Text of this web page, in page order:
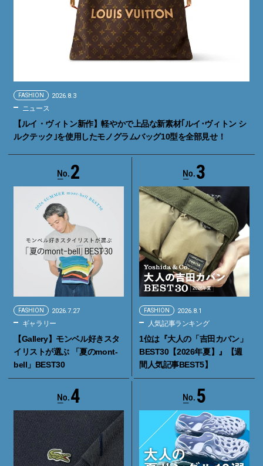
FASHION 2026.8.3
ニュース
【ルイ・ヴィトン新作】軽やかで上品な新素材｢ルイ･ヴィトン シ
ルクテック｣を使用したモノグラムバッグ10型を全部見せ！
2
FASHION 2026.7.27
ギャラリー
【Gallery】モンベル好きスタ
イリストが選ぶ 「夏のmont-
bell」BEST30
3
FASHION 2026.8.1
人気記事ランキング
1位は『大人の「吉田カバン」
BEST30【2026年夏】』【週
間人気記事BEST5】
4 5